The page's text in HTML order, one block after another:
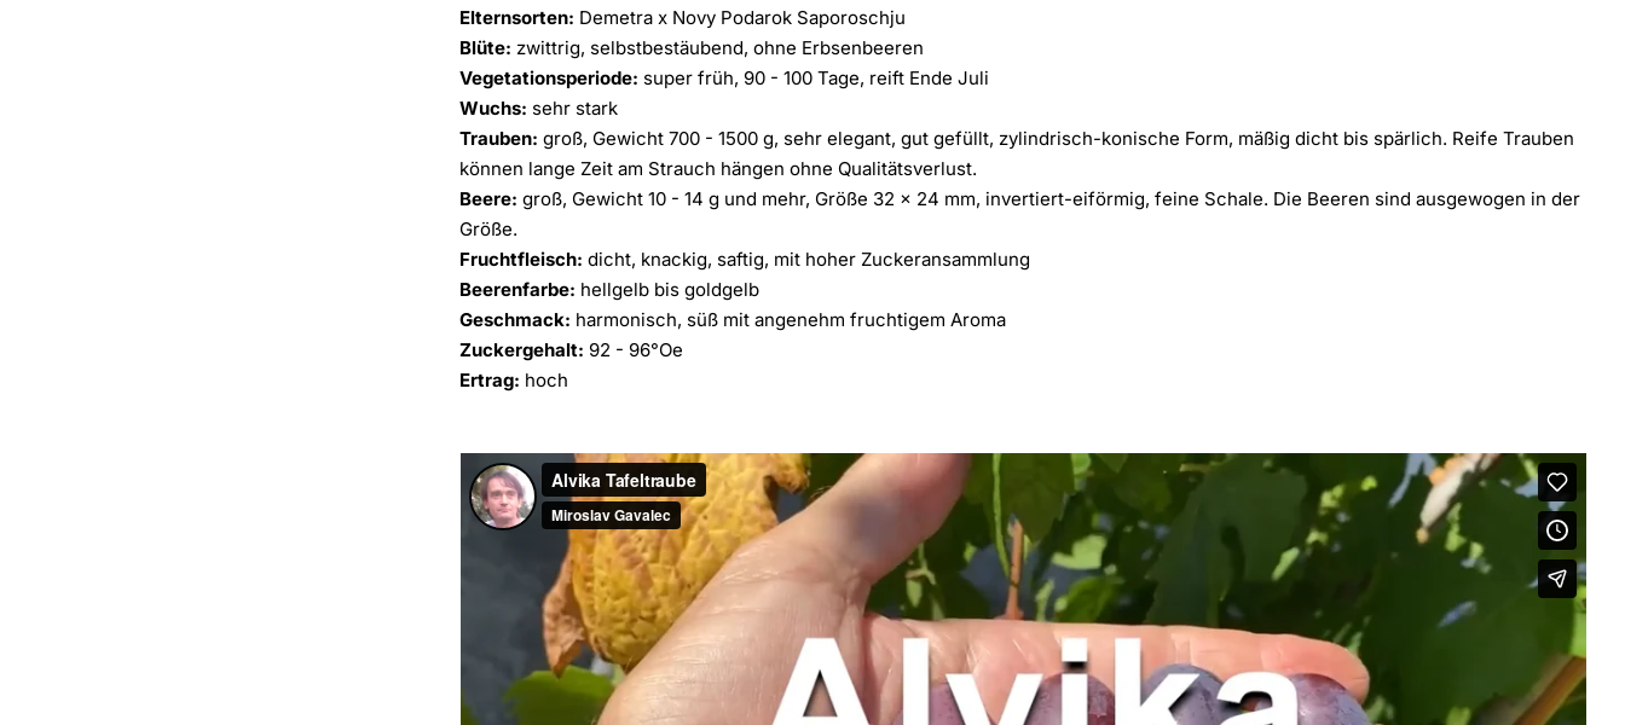
Elternsorten: Demetra x Novy Podarok Saporoschju
Blüte: zwittrig, selbstbestäubend, ohne Erbsenbeeren
Vegetationsperiode: super früh, 90 - 100 Tage, reift Ende Juli
Wuchs: sehr stark
Trauben: groß, Gewicht 700 - 1500 g, sehr elegant, gut gefüllt, zylindrisch-konische Form, mäßig dicht bis spärlich. Reife Trauben
können lange Zeit am Strauch hängen ohne Qualitätsverlust.
Beere: groß, Gewicht 10 - 14 g und mehr, Größe 32 x 24 mm, invertiert-eiförmig, feine Schale. Die Beeren sind ausgewogen in der
Größe.
Fruchtfleisch: dicht, knackig, saftig, mit hoher Zuckeransammlung
Beerenfarbe: hellgelb bis goldgelb
Geschmack: harmonisch, süß mit angenehm fruchtigem Aroma
Zuckergehalt: 92 - 96°Oe
Ertrag: hoch